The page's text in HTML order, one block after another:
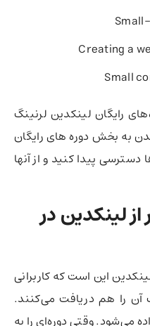
Creating a
Small
رایگان لینکدین لرنینگ
به بخش دوره های رایگان
پیدا کنید و از آنها
لینکدین در
این است که کاربرانی
آن را هم دریافت می‌کنند.
می‌شود. وقتی دوره‌ای را به